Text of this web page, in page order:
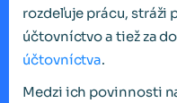
rozdeľuje prácu, stráži
účtovníctvo a tiež za
účtovníctva.
Medzi ich povinnosti